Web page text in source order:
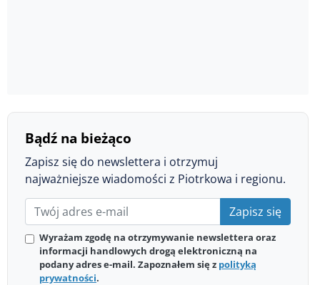
Bądź na bieżąco
Zapisz się do newslettera i otrzymuj
najważniejsze wiadomości z Piotrkowa i regionu.
Zapisz się
Wyrażam zgodę na otrzymywanie newslettera oraz
informacji handlowych drogą elektroniczną na
podany adres e-mail. Zapoznałem się z polityką
prywatności.